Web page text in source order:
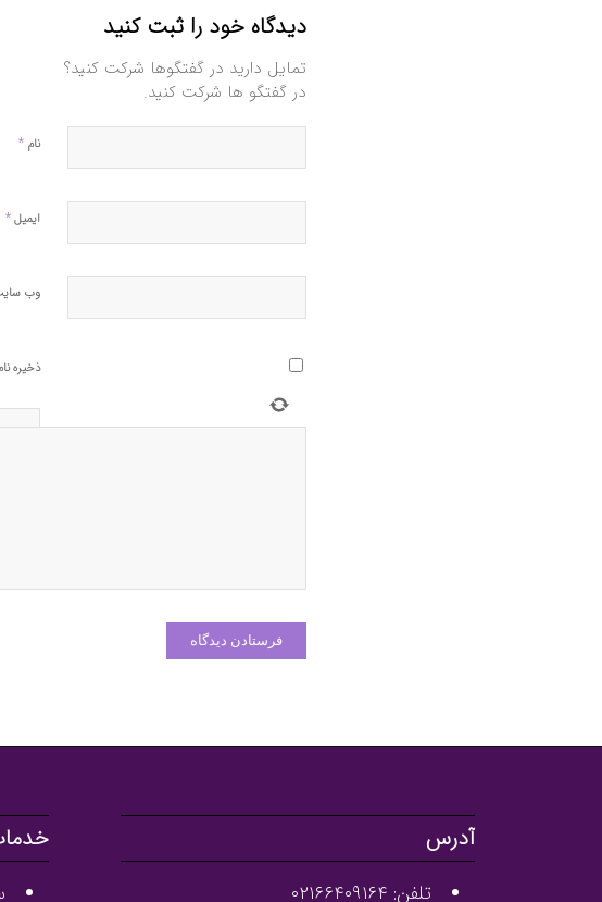
دیدگاه خود را ثبت کنید
تمایل دارید در گفتگوها شرکت کنید؟
در گفتگو ها شرکت کنید.
نام *
ایمیل*
وب‌
ذخیره
آدرس
تلفن: ۰۲۱۶۶۴۰۹۱۶۴